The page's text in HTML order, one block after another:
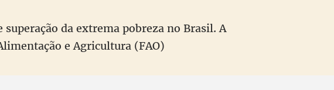
da extrema pobreza no Brasil. A
e Agricultura (FAO)